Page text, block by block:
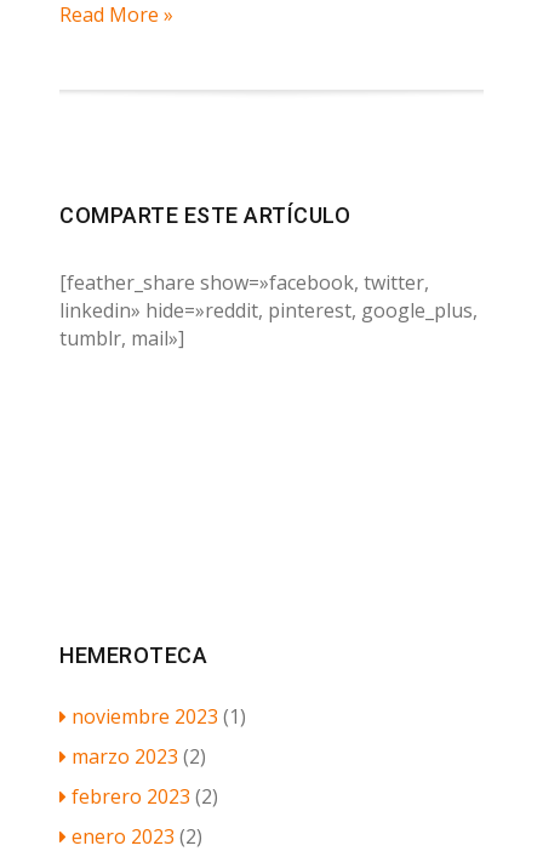
Read More »
COMPARTE ESTE ARTÍCULO
[feather_share show=»facebook, twitter,
linkedin» hide=»reddit, pinterest, google_plus,
tumblr, mail»]
HEMEROTECA
noviembre 2023 (1)
marzo 2023 (2)
febrero 2023 (2)
enero 2023 (2)